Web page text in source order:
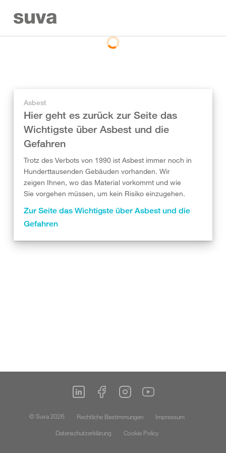
Asbest
Hier geht es zurück zur Seite das
Wichtigste über Asbest und die
Gefahren
Trotz des Verbots von 1990 ist Asbest immer noch in
Hunderttausenden Gebäuden vorhanden. Wir
zeigen Ihnen, wo das Material vorkommt und wie
Sie vorgehen müssen, um kein Risiko einzugehen.
Zur Seite das Wichtigste über Asbest und die
Gefahren
© Suva 2026 Rechtliche Bestimmungen
Impressum
Datenschutzerklärung
Cookie Policy